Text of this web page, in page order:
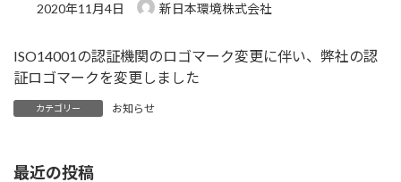
2020年11月4日 新日本環境株式会社
ISO14001の認証機関のロゴマーク変更に伴い、弊社の認
証ロゴマークを変更しました
カテゴリー お知らせ
最近の投稿